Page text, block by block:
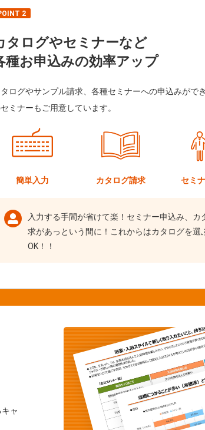
2
タログやセミナーなど
種お申込みの効率アップ
ログやサンプル請求、各種セミナーへの申込みがで
ミナーもご用意しています。
簡単入力 カタログ請求 セミ
入力する手間が省けて楽！セミナー申込み、カ
求があっという間に！これからはカタログを選
OK！！
ャ